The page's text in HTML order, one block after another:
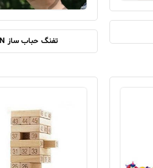
تفنگ حباب ساز BUBBLE GUN